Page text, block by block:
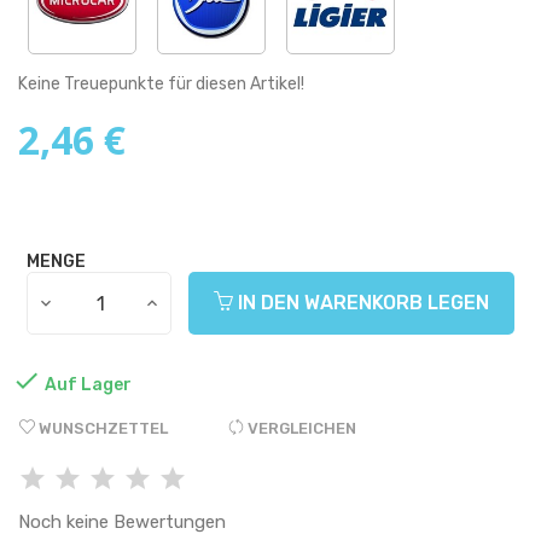
Keine Treuepunkte für diesen Artikel!
2,46 €
MENGE
IN DEN WARENKORB LEGEN
 Auf Lager
WUNSCHZETTEL VERGLEICHEN
Noch keine Bewertungen